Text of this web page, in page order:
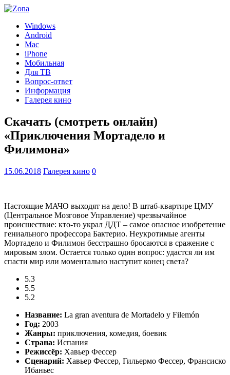
Windows
Android
Mac
iPhone
Мобильная
Для ТВ
Вопрос-ответ
Информация
Галерея кино
Скачать (смотреть онлайн)
«Приключения Мортадело и
Филимона»
15.06.2018 Галерея кино 0
Настоящие МАЧО выходят на дело! В штаб-квартире ЦМУ
(Центральное Мозговое Управление) чрезвычайное
происшествие: кто-то украл ДДТ – самое опасное изобретение
гениального профессора Бактерио. Неукротимые агенты
Мортадело и Филимон бесстрашно бросаются в сражение с
мировым злом. Остается только один вопрос: удастся ли им
спасти мир или моментально наступит конец света?
5.3
5.5
5.2
Название: La gran aventura de Mortadelo y Filemón
Год: 2003
Жанры: приключения, комедия, боевик
Страна: Испания
Режиссёр: Хавьер Фессер
Сценарий: Хавьер Фессер, Гильермо Фессер, Франсиско
Ибаньес